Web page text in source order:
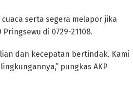
serta segera melapor jika
di 0729-21108.
dan kecepatan bertindak. Kami
pungkas AKP